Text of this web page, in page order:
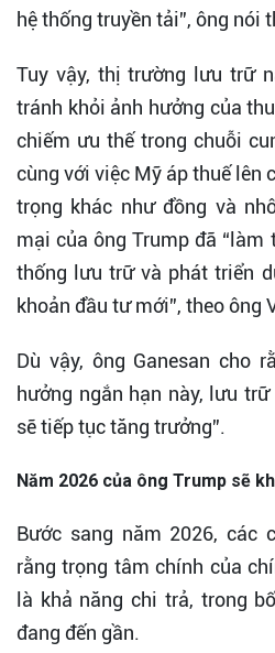
hệ thống truyền tải”, ông nói
Tuy vậy, thị trường lưu trữ
tránh khỏi ảnh hưởng của
chiếm ưu thế trong chuỗi
cùng với việc Mỹ áp thuế lên
trọng khác như đồng và
mại của ông Trump đã “làm
thống lưu trữ và phát triển
khoản đầu tư mới”, theo ông
Dù vậy, ông Ganesan cho
hưởng ngắn hạn này, lưu
sẽ tiếp tục tăng trưởng”.
Năm 2026 của ông Trump sẽ
Bước sang năm 2026, các
rằng trọng tâm chính của
là khả năng chi trả, trong
đang đến gần.